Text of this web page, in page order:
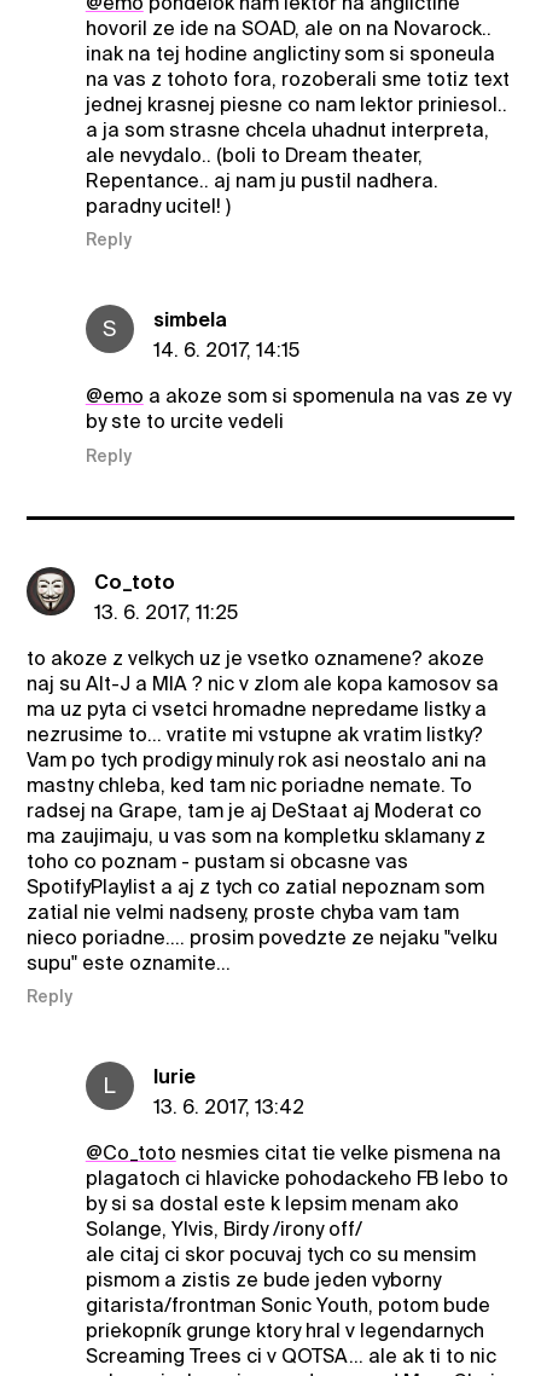
hovoril ze ide na SOAD, ale on na Novarock..
inak na tej hodine anglictiny som si sponeula
na vas z tohoto fora, rozoberali sme totiz text
jednej krasnej piesne co nam lektor priniesol..
a ja som strasne chcela uhadnut interpreta,
ale nevydalo.. (boli to Dream theater,
Repentance.. aj nam ju pustil nadhera.
paradny ucitel! )
Reply
S
simbela
14. 6. 2017, 14:15
@emo a akoze som si spomenula na vas ze vy
by ste to urcite vedeli
Reply
Co_toto
13. 6. 2017, 11:25
to akoze z velkych uz je vsetko oznamene? akoze
naj su Alt-J a MIA ? nic v zlom ale kopa kamosov sa
ma uz pyta ci vsetci hromadne nepredame listky a
nezrusime to... vratite mi vstupne ak vratim listky?
Vam po tych prodigy minuly rok asi neostalo ani na
mastny chleba, ked tam nic poriadne nemate. To
radsej na Grape, tam je aj DeStaat aj Moderat co
ma zaujimaju, u vas som na kompletku sklamany z
toho co poznam - pustam si obcasne vas
SpotifyPlaylist a aj z tych co zatial nepoznam som
zatial nie velmi nadseny, proste chyba vam tam
nieco poriadne.... prosim povedzte ze nejaku "velku
supu" este oznamite...
Reply
L
lurie
13. 6. 2017, 13:42
@Co_toto nesmies citat tie velke pismena na
plagatoch ci hlavicke pohodackeho FB lebo to
by si sa dostal este k lepsim menam ako
Solange, Ylvis, Birdy /irony off/
ale citaj ci skor pocuvaj tych co su mensim
pismom a zistis ze bude jeden vyborny
gitarista/frontman Sonic Youth, potom bude
priekopník grunge ktory hral v legendarnych
Screaming Trees ci v QOTSA... ale ak ti to nic